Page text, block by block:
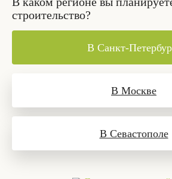
строительство?
В Санкт-
В Москве
В Севастополе